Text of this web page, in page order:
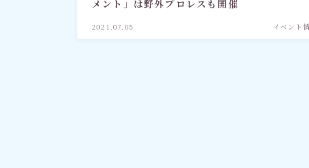
メント」は野外プロレスも開催
2021.07.05 イベント